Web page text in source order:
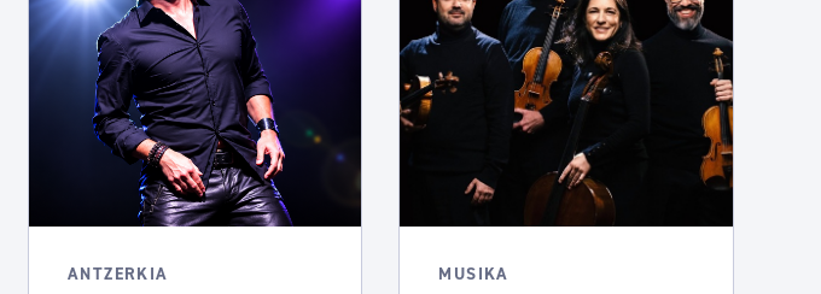
Udal administrazioa
Iragarki ofizialen taula
Egutegi fiskala
Gardentasun ataria
Izapideen katalogoa
Tramitaziorako laguntza
ANTZERKIA MUSIKA